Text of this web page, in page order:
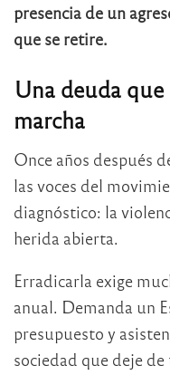
presencia de un
que se retire.
Una deuda
marcha
Once años después
las voces del
diagnóstico: la
herida abierta.
Erradicarla exige
anual. Demanda un
presupuesto y
sociedad que deje